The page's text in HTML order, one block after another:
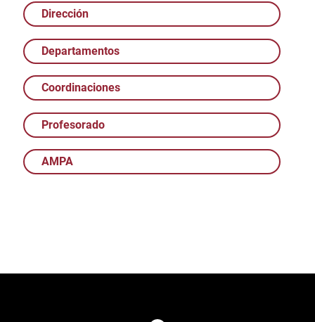
Dirección
Departamentos
Coordinaciones
Profesorado
AMPA